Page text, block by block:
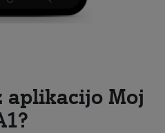
aplikacijo Moj